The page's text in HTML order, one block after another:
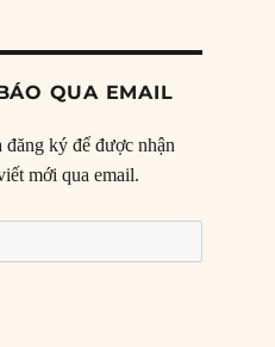
QUA EMAIL
ký để được nhận
mới qua email.